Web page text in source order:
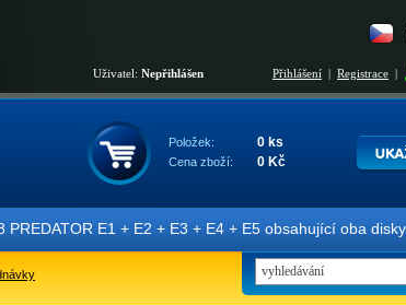
Uživatel: Nepřihlášen Přihlášení | Registrace |
Položek: 0 ks
Cena zboží: 0 Kč
E1 + E2 + E3 + E4 + E5 obsahující oba